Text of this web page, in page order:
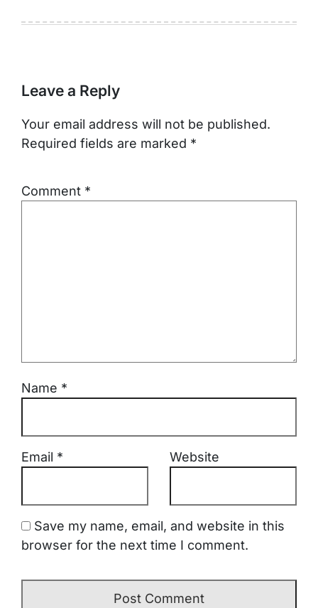
Leave a Reply
Your email address will not be published.
Required fields are marked *
Comment *
Name *
Email * Website
Save my name, email, and website in this
browser for the next time I comment.